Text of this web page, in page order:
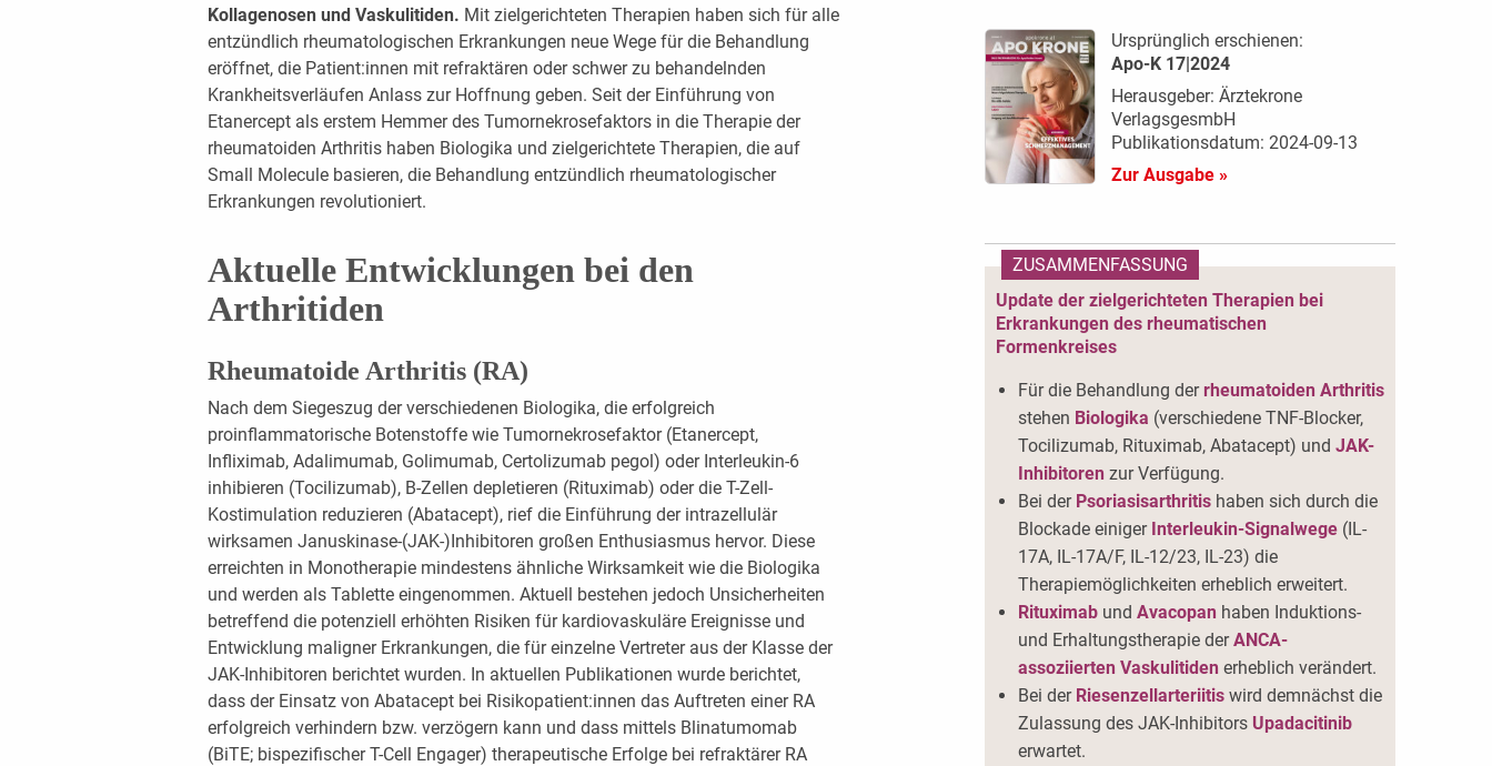
Kollagenosen und Vaskulitiden. Mit zielgerichteten Therapien haben sich für alle
entzündlich rheumatologischen Erkrankungen neue Wege für die Behandlung
eröffnet, die Patient:innen mit refraktären oder schwer zu behandelnden
Krankheitsverläufen Anlass zur Hoffnung geben. Seit der Einführung von
Etanercept als erstem Hemmer des Tumornekrosefaktors in die Therapie der
rheumatoiden Arthritis haben Biologika und zielgerichtete Therapien, die auf
Small Molecule basieren, die Behandlung entzündlich rheumatologischer
Erkrankungen revolutioniert.
Aktuelle Entwicklungen bei den
Arthritiden
Rheumatoide Arthritis (RA)
Nach dem Siegeszug der verschiedenen Biologika, die erfolgreich
proinflammatorische Botenstoffe wie Tumornekrosefaktor (Etanercept,
Infliximab, Adalimumab, Golimumab, Certolizumab pegol) oder Interleukin-6
inhibieren (Tocilizumab), B-Zellen depletieren (Rituximab) oder die T-Zell-
Kostimulation reduzieren (Abatacept), rief die Einführung der intrazellulär
wirksamen Januskinase-(JAK-)Inhibitoren großen Enthusiasmus hervor. Diese
erreichten in Monotherapie mindestens ähnliche Wirksamkeit wie die Biologika
und werden als Tablette eingenommen. Aktuell bestehen jedoch Unsicherheiten
betreffend die potenziell erhöhten Risiken für kardiovaskuläre Ereignisse und
Entwicklung maligner Erkrankungen, die für einzelne Vertreter aus der Klasse der
JAK-Inhibitoren berichtet wurden. In aktuellen Publikationen wurde berichtet,
dass der Einsatz von Abatacept bei Risikopatient:innen das Auftreten einer RA
erfolgreich verhindern bzw. verzögern kann und dass mittels Blinatumomab
(BiTE; bispezifischer T-Cell Engager) therapeutische Erfolge bei refraktärer RA
Ursprünglich erschienen:
Apo-K 17|2024
Herausgeber: Ärztekrone
VerlagsgesmbH
Publikationsdatum: 2024-09-13
Zur Ausgabe »
ZUSAMMENFASSUNG
Update der zielgerichteten Therapien bei
Erkrankungen des rheumatischen
Formenkreises
Für die Behandlung der rheumatoiden Arthritis
stehen Biologika (verschiedene TNF-Blocker,
Tocilizumab, Rituximab, Abatacept) und JAK-
Inhibitoren zur Verfügung.
Bei der Psoriasisarthritishaben sich durch die
Blockade einiger Interleukin-Signalwege(IL-
17A, IL-17A/F, IL-12/23, IL-23) die
Therapiemöglichkeiten erheblich erweitert.
Rituximabund Avacopan haben Induktions-
und Erhaltungstherapie derANCA-
assoziierten Vaskulitiden erheblich verändert.
Bei der Riesenzellarteriitiswird demnächst die
Zulassung des JAK-Inhibitors Upadacitinib
erwartet.